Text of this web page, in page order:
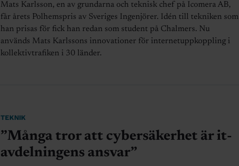
Mats Karlsson, en av grundarna och teknisk chef på Icomera AB,
får årets Polhemspris av Sveriges Ingenjörer. Idén till tekniken som
han prisas för fick han redan som student på Chalmers. Nu
används Mats Karlssons innovationer för internetuppkoppling i
kollektivtrafiken i 30 länder.
TEKNIK
”Många tror att cybersäkerhet är it-
avdelningens ansvar”